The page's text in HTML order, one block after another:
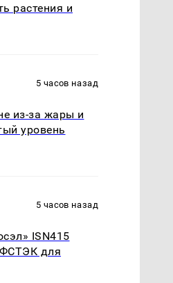
растения и
5 часов назад
из-за жары и
уровень
5 часов назад
ISN415
ФСТЭК для